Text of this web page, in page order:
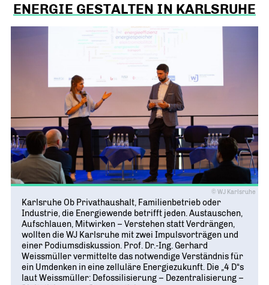
ENERGIE GESTALTEN IN KARLSRUHE
© WJ Karlsruhe
Karlsruhe Ob Privathaushalt, Familienbetrieb oder
Industrie, die Energiewende betrifft jeden. Austauschen,
Aufschlauen, Mitwirken – Verstehen statt Verdrängen,
wollten die WJ Karlsruhe mit zwei Impulsvorträgen und
einer Podiumsdiskussion. Prof. Dr.-Ing. Gerhard
Weissmüller vermittelte das notwendige Verständnis für
ein Umdenken in eine zelluläre Energiezukunft. Die „4 D“s
laut Weissmüller: Defossilisierung – Dezentralisierung –